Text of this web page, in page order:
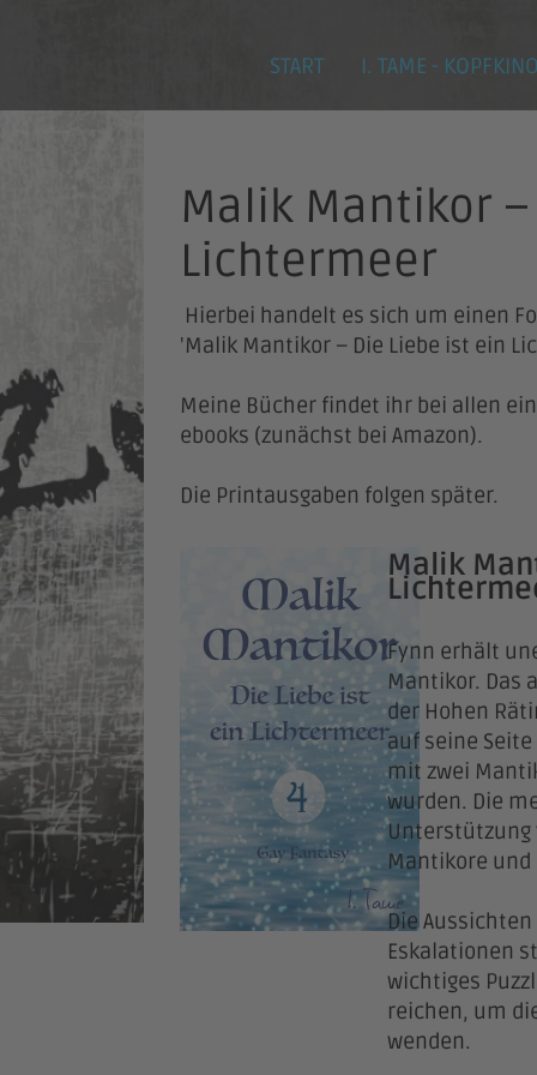
START I. TAME -
Malik Mantikor
Lichtermeer
Hierbei handelt es sich um einen
'Malik Mantikor – Die Liebe ist ein
Meine Bücher findet ihr bei allen
ebooks (zunächst bei Amazon).
Die Printausgaben folgen später.
Malik
Fynn erhält
Mantikor. Das
der Hohen
auf seine
mit zwei
wurden. Die
Unterstützung
Mantikore und
Die
Eskalationen
wichtiges
reichen, um
wenden.